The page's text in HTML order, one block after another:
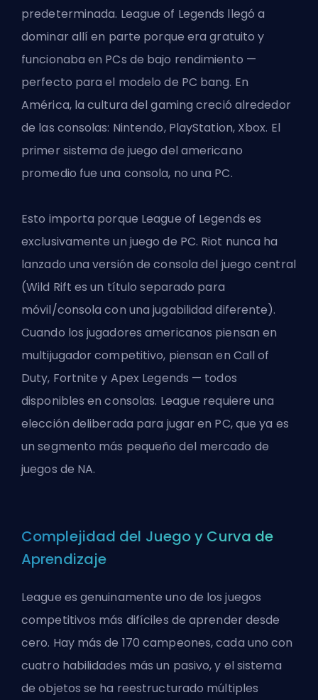
predeterminada. League of Legends llegó a
dominar allí en parte porque era gratuito y
funcionaba en PCs de bajo rendimiento —
perfecto para el modelo de PC bang. En
América, la cultura del gaming creció alrededor
de las consolas: Nintendo, PlayStation, Xbox. El
primer sistema de juego del americano
promedio fue una consola, no una PC.
Esto importa porque League of Legends es
exclusivamente un juego de PC. Riot nunca ha
lanzado una versión de consola del juego central
(Wild Rift es un título separado para
móvil/consola con una jugabilidad diferente).
Cuando los jugadores americanos piensan en
multijugador competitivo, piensan en Call of
Duty, Fortnite y Apex Legends — todos
disponibles en consolas. League requiere una
elección deliberada para jugar en PC, que ya es
un segmento más pequeño del mercado de
juegos de NA.
Complejidad del Juego y Curva de
Aprendizaje
League es genuinamente uno de los juegos
competitivos más difíciles de aprender desde
cero. Hay más de 170 campeones, cada uno con
cuatro habilidades más un pasivo, y el sistema
de objetos se ha reestructurado múltiples